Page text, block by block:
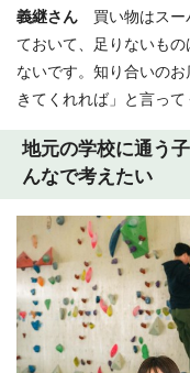
義継さん 買い物はスー
ておいて、足りないも
ないです。知り合いの
きてくれれば」と言っ
地元の学校に通う
んなで考えたい